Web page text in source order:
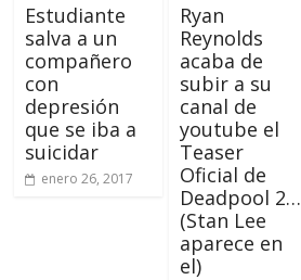
Estudiante
salva a un
compañero
con
depresión
que se iba a
suicidar
enero 26, 2017
Ryan
Reynolds
acaba de
subir a su
canal de
youtube el
Teaser
Oficial de
Deadpool 2…
(Stan Lee
aparece en
el)